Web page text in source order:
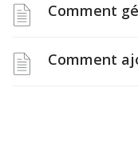
Comment
Comment